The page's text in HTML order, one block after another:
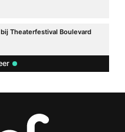
Theaterfestival Boulevard